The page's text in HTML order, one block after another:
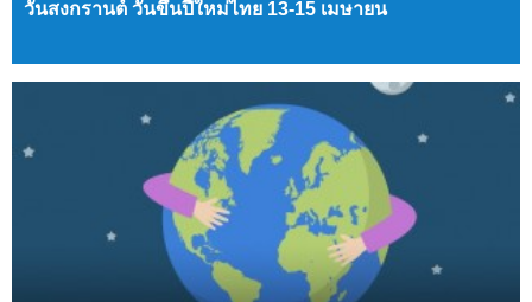
วันสงกรานต์ วันขึ้นปีใหม่ไทย 13-15 เมษายน